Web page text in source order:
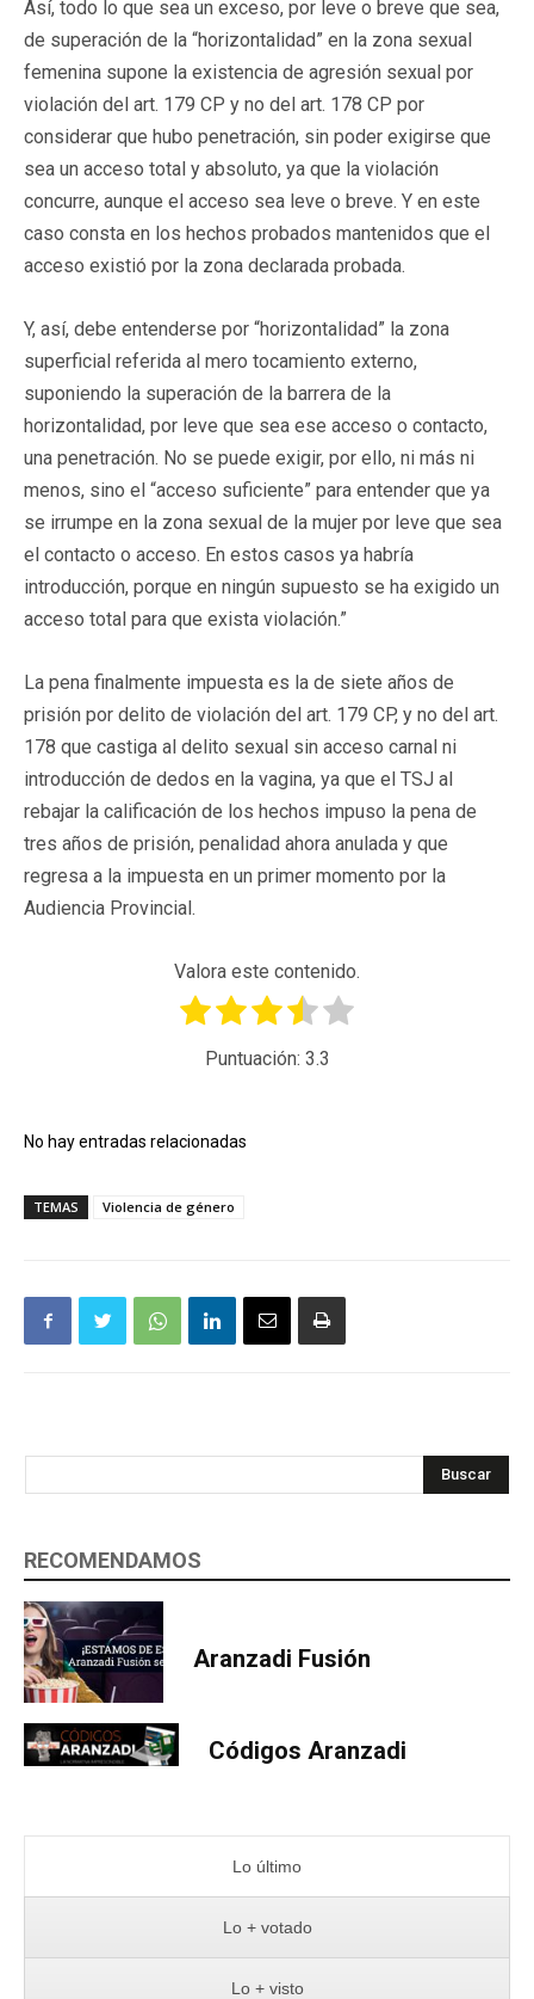
Así, todo lo que sea un exceso, por leve o breve que sea,
de superación de la “horizontalidad” en la zona sexual
femenina supone la existencia de agresión sexual por
violación del art. 179 CP y no del art. 178 CP por
considerar que hubo penetración, sin poder exigirse que
sea un acceso total y absoluto, ya que la violación
concurre, aunque el acceso sea leve o breve. Y en este
caso consta en los hechos probados mantenidos que el
acceso existió por la zona declarada probada.
Y, así, debe entenderse por “horizontalidad” la zona
superficial referida al mero tocamiento externo,
suponiendo la superación de la barrera de la
horizontalidad, por leve que sea ese acceso o contacto,
una penetración. No se puede exigir, por ello, ni más ni
menos, sino el “acceso suficiente” para entender que ya
se irrumpe en la zona sexual de la mujer por leve que sea
el contacto o acceso. En estos casos ya habría
introducción, porque en ningún supuesto se ha exigido un
acceso total para que exista violación.”
La pena finalmente impuesta es la de siete años de
prisión por delito de violación del art. 179 CP, y no del art.
178 que castiga al delito sexual sin acceso carnal ni
introducción de dedos en la vagina, ya que el TSJ al
rebajar la calificación de los hechos impuso la pena de
tres años de prisión, penalidad ahora anulada y que
regresa a la impuesta en un primer momento por la
Audiencia Provincial.
Valora este contenido.
Puntuación: 3.3
No hay entradas relacionadas
TEMAS Violencia de género
Buscar
RECOMENDAMOS
Aranzadi Fusión
Códigos Aranzadi
Lo último
Lo + votado
Lo + visto